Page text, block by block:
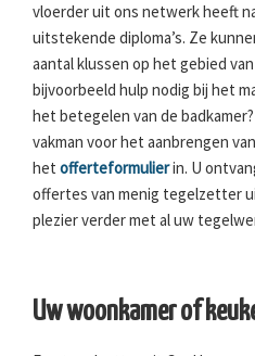
vloerder uit ons netwerk heeft
uitstekende diploma’s. Ze
aantal klussen op het gebied
bijvoorbeeld hulp nodig bij het
het betegelen van de
vakman voor het aanbrengen
het offerteformulierin. U
offertes van menig tegelzetter
plezier verder met al uw
Uw woonkamer of